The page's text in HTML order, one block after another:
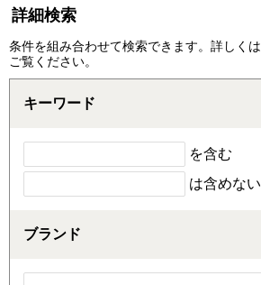
詳細検索
条件を組み合わせて検索できます。詳しくは
ご覧ください。
キーワード
を含む
は含めない
ブランド